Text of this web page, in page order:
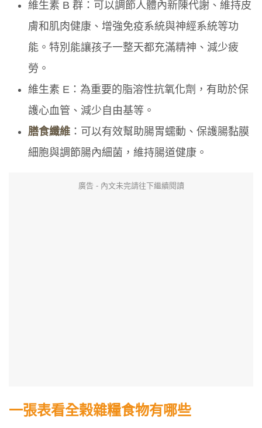
維生素 B 群：可以調節人體內新陳代謝、維持皮
膚和肌肉健康、增強免疫系統與神經系統等功
能。特別能讓孩子一整天都充滿精神、減少疲
勞。
維生素 E：為重要的脂溶性抗氧化劑，有助於保
護心血管、減少自由基等。
膳食纖維 ：可以有效幫助腸胃蠕動、保護腸黏膜
細胞與調節腸內細菌，維持腸道健康。
廣告 - 內文未完請往下繼續閱讀
一張表看全榖雜糧食物有哪些